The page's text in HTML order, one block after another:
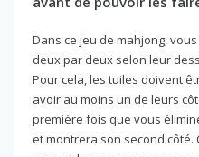
Dans ce jeu de mahjong,
deux par deux selon leur
Pour cela, les tuiles doivent
avoir au moins un de leurs
première fois que vous
et montrera son second